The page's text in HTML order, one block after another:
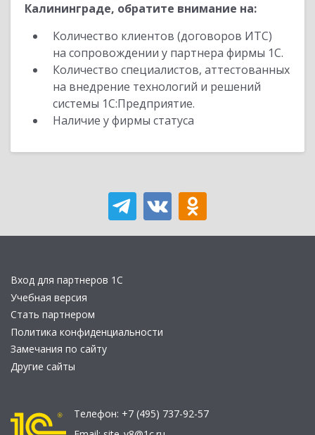
Калининграде, обратите внимание на:
Количество клиентов (договоров ИТС)
на сопровождении у партнера фирмы 1С.
Количество специалистов, аттестованных
на внедрение технологий и решений
системы 1С:Предприятие.
Наличие у фирмы статуса
Вход для партнеров 1С
Учебная версия
Стать партнером
Политика конфиденциальности
Замечания по сайту
Другие сайты
Телефон: +7 (495) 737-92-57